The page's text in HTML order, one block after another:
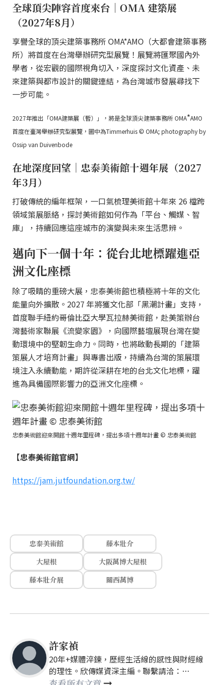
全球頂尖陣容首度來台｜OMA 建築展
（2027年8月）
享譽全球的頂尖建築事務所 OMA*AMO（大都會建築事務
所）將首度在台灣舉辦研究型展覽！展覽將匯聚國內外
學者，從宏觀的國際視角切入，深度探討文化資產、未
來建築與都市設計的關鍵連結，為台灣城市發展尋找下
一步可能。
2027年推出「OMA建築展（暫）」，將是全球頂尖建築事務所 OMA*AMO
首度在臺灣舉辦研究型展覽，圖中為Timmerhuis © OMA; photography by
Ossip van Duivenbode
在地深度回望｜忠泰美術館十週年展（2027
年3月）
打破傳統的編年框架，一口氣梳理美術館十年來 26 檔跨
領域策展脈絡，探討美術館如何作為「平台、觸媒、智
庫」，持續回應這座城市的演變與未來生活思辨。
邁向下一個十年：從台北地標躍進亞
洲文化座標
除了吸睛的重磅大展，忠泰美術館也積極將十年的文化
能量向外擴散。2027 年將獲文化部「黑潮計畫」支持，
首度聯手紐約哥倫比亞大學瓦拉赫美術館，赴美策辦台
灣藝術家聯展《流變家園》，向國際藝壇展現台灣在變
動環境中的堅韌生命力。同時，也將啟動長期的「建築
策展人才培育計畫」與專書出版，持續為台灣的策展環
境注入永續動能，期許從深耕在地的台北文化地標，躍
進為具備國際影響力的亞洲文化座標。
忠泰美術館迎來開館十週年里程碑，提出多項十週年計畫 © 忠泰美術館
【忠泰美術館官網】
https://jam.jutfoundation.org.tw/
忠泰美術館
藤本壯介
大屋根
大阪萬博大屋根
藤本壯介展
關西萬博
許家禎
20年+媒體淬鍊，歷經生活線的感性與財經線
的理性。欣傳媒資深主編。聯繫請洽：
nellyhsu@xinmedia.com